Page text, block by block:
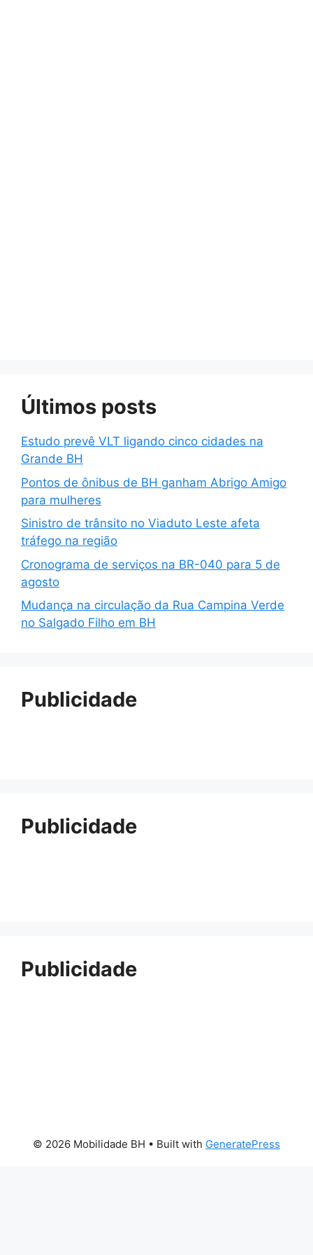
Últimos posts
Estudo prevê VLT ligando cinco cidades na
Grande BH
Pontos de ônibus de BH ganham Abrigo Amigo
para mulheres
Sinistro de trânsito no Viaduto Leste afeta
tráfego na região
Cronograma de serviços na BR-040 para 5 de
agosto
Mudança na circulação da Rua Campina Verde
no Salgado Filho em BH
Publicidade
Publicidade
Publicidade
© 2026 Mobilidade BH • Built with GeneratePress